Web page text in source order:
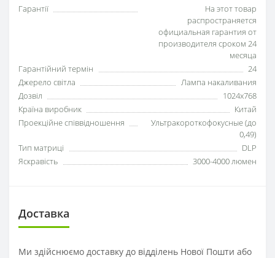
Гарантії
На этот товар
распространяется
официальная гарантия от
производителя сроком 24
месяца
Гарантійний термін
24
Джерело світла
Лампа накаливания
Дозвіл
1024x768
Країна виробник
Китай
Проекційне співвідношення
Ультракороткофокусные (до
0,49)
Тип матриці
DLP
Яскравість
3000-4000 люмен
Доставка
Ми здійснюємо доставку до відділень Нової Пошти або